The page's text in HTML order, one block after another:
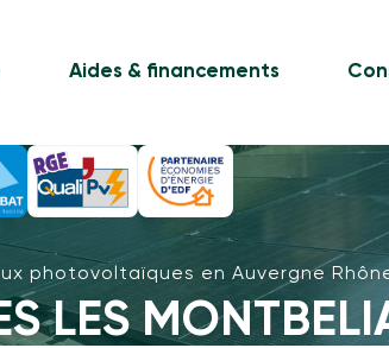
Aides & financements
photovoltaïques en Auvergne
LES